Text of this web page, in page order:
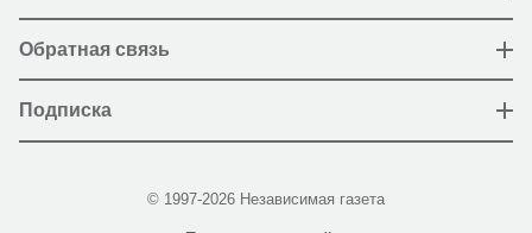
Обратная связь
Подписка
© 1997-2026 Независимая газета